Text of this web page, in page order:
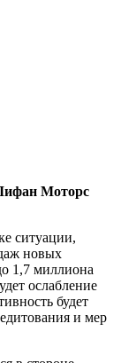
Моторс
ситуации,
новых
1,7 миллиона
ослабление
будет
и мер